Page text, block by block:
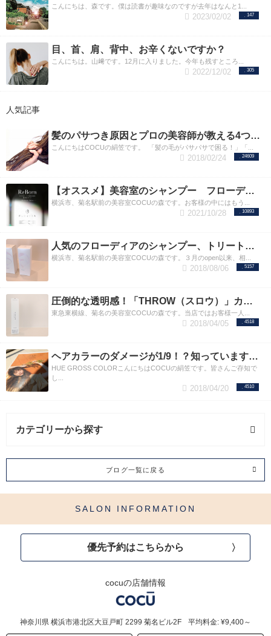
こんにちは、森です。僕は読書が趣味なのですが去年はなんと1...
147
2023/02/02
目、首、肩、背中、お辛くないですか？
こんにちは。山﨑です。12月に入りました。今年も残すところ...
305
2022/12/02
人気記事
髪のパサつき原因とプロの美容師が教える4つの予防法！
こんにちはCOCUの絹笠です。 「髪の毛がパサパサで困る！」「...
24609
2018/02/24
【オススメ】美容室のシャンプー フローディアがリニューアルされました
横浜市、菊名駅前の美容室COCUの森です。お客様の中にはもう...
10893
2021/10/28
人気のフローディアのシャンプー、トリートメント。お客様の使ってみた感想や使い方のコツ。
横浜市、菊名駅前の美容室COCUの森です。３月のopen以来、相...
5157
2018/08/06
圧倒的な透明感！「THROW（スロウ）」カラーの紹介！ヘアカラーの赤みがキライな方へ
東急東横線、菊名の美容室COCUの森です。当店ではお客様一人...
4518
2018/04/05
ヘアカラーのダメージが1/9！？知っていますか？HUEグロスカラー！！Vegan(ヴィーガン)認証を受けた世界基準のダメージレスなリキッドカラー剤／ヒューカラー
HUE GROSS COLORこんにちはCOCUの絹笠です。皆さんご存知で
し...
4510
2018/04/20
カテゴリーから探す
髪質改善 (24記事)
よくあるご質問 (2記事)
ブログ一覧に戻る
SALON INFORMATION
優先予約はこちらから
cocuの店舗情報
神奈川県 横浜市港北区大豆戸町 2299 菊名ビル2F 平均料金: ¥9,400～